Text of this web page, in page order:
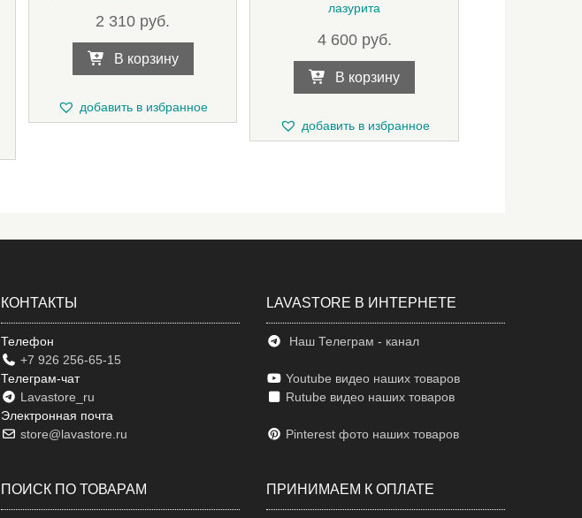
2 310 руб.
В корзину
добавить в избранное
лазурита
4 600 руб.
В корзину
добавить в избранное
КОНТАКТЫ
Телефон
+7 926 256-65-15
Телеграм-чат
Lavastore_ru
Электронная почта
store@lavastore.ru
ПОИСК ПО ТОВАРАМ
LAVASTORE В ИНТЕРНЕТЕ
Наш Телеграм - канал
Youtube видео наших товаров
Rutube видео наших товаров
Pinterest фото наших товаров
ПРИНИМАЕМ К ОПЛАТЕ